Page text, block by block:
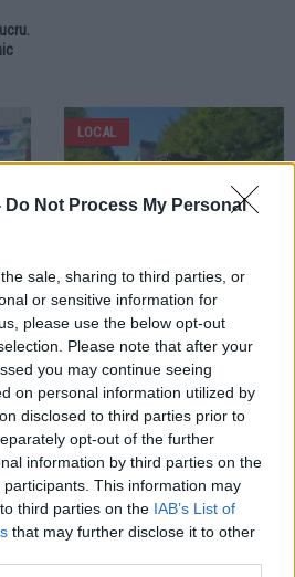
Do Not Process My Personal
sale, sharing to third parties, or
or sensitive information for
please use the below opt-out
Please note that after your
you may continue seeing
on personal information utilized by
disclosed to third parties prior to
opt-out of the further
information by third parties on the
participants. This information may
third parties on the IAB’s List of
that may further disclose it to other
LOCAL
30.07.2026
Noul drum care leagă cartierele 2
Grăniceri și Republicii prinde
contur. Circulația va fi deschisă din
luna august